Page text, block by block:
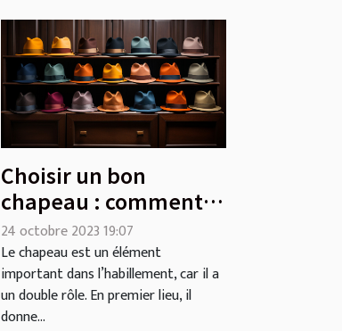
Choisir un bon
chapeau : comment
faire ?
24 octobre 2023 19:07
Le chapeau est un élément
important dans l’habillement, car il a
un double rôle. En premier lieu, il
donne...